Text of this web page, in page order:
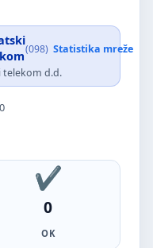
(098) Statistika mreže
telekom d.d.
0
OK